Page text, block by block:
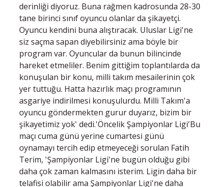
derinliği diyoruz. Buna rağmen kadrosunda 28-30
tane birinci sınıf oyuncu olanlar da şikayetçi.
Oyuncu kendini buna alıştıracak. Uluslar Ligi'ne
siz saçma sapan diyebilirsiniz ama böyle bir
program var. Oyuncular da bunun bilincinde
hareket etmeliler. Benim gittiğim toplantılarda da
konuşulan bir konu, milli takım mesailerinin çok
yer tuttuğu. Hatta hazırlık maçı programının
asgariye indirilmesi konuşulurdu. Milli Takım'a
oyuncu göndermekten gurur duyarız, bizim bir
şikayetimiz yok' dedi.'Öncelik Şampiyonlar Ligi'Bu
maçı cuma günü yerine cumartesi günü
oynamayı tercih edip etmeyeceği sorulan Fatih
Terim, 'Şampiyonlar Ligi'ne bugün olduğu gibi
daha çok zaman kalmasını isterim. Ligin daha bir
telafisi olabilir ama Şampiyonlar Ligi'ne daha